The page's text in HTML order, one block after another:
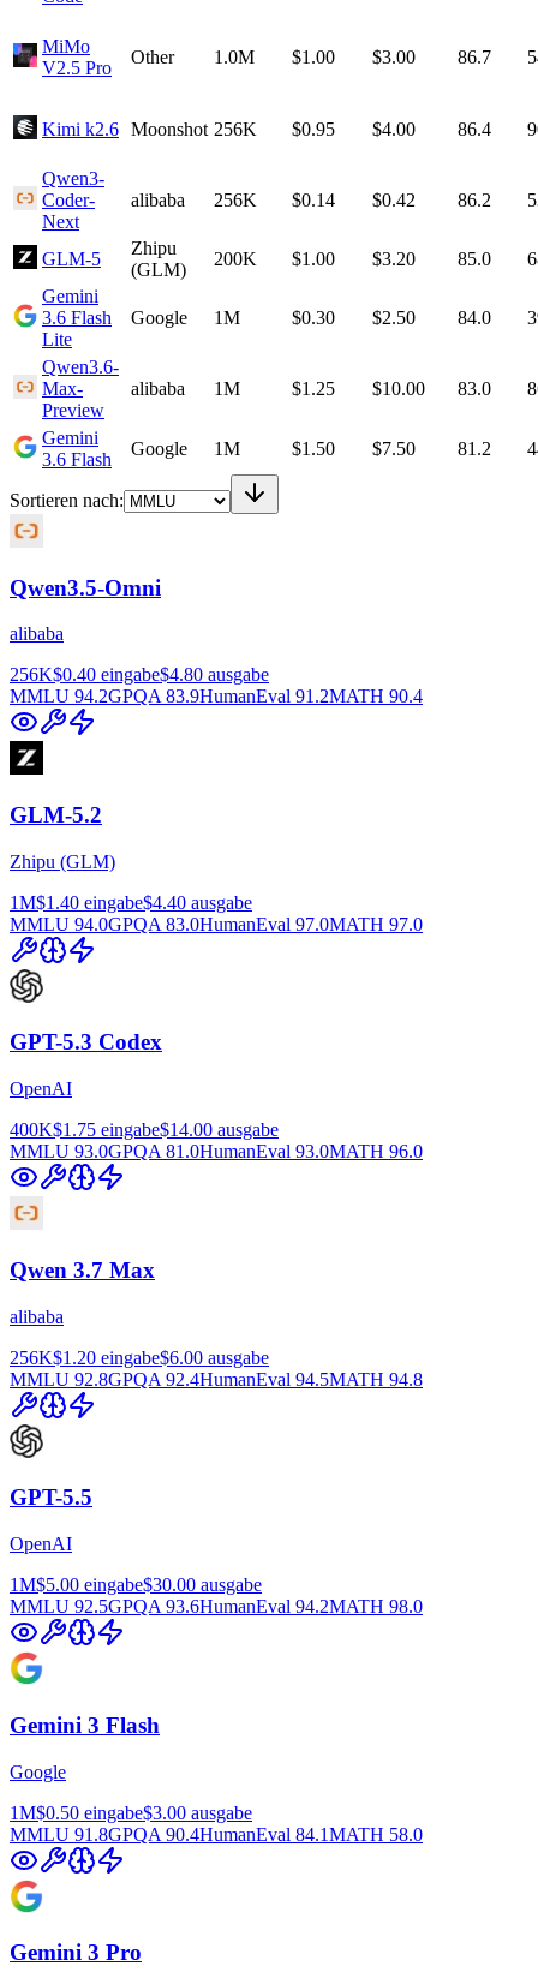
MiMo
V2.5 Pro
Other 1.0M $1.00 $3.00 86.7
Kimi k2.6 Moonshot 256K $0.95 $4.00 86.4
Qwen3-
Coder-
Next
alibaba 256K $0.14 $0.42 86.2
GLM-5
Zhipu
(GLM)
200K $1.00 $3.20 85.0
Gemini
3.6 Flash
Lite
Google 1M $0.30 $2.50 84.0
Qwen3.6-
Max-
Preview
alibaba 1M $1.25 $10.00 83.0
Gemini
3.6 Flash
Google 1M $1.50 $7.50 81.2
Sortieren nach:
Qwen3.5-Omni
alibaba
256K$0.40 eingabe$4.80 ausgabe
MMLU 94.2GPQA 83.9HumanEval 91.2MATH 90.4
GLM-5.2
Zhipu (GLM)
1M$1.40 eingabe$4.40 ausgabe
MMLU 94.0GPQA 83.0HumanEval 97.0MATH 97.0
GPT-5.3 Codex
OpenAI
400K$1.75 eingabe$14.00 ausgabe
MMLU 93.0GPQA 81.0HumanEval 93.0MATH 96.0
Qwen 3.7 Max
alibaba
256K$1.20 eingabe$6.00 ausgabe
MMLU 92.8GPQA 92.4HumanEval 94.5MATH 94.8
GPT-5.5
OpenAI
1M$5.00 eingabe$30.00 ausgabe
MMLU 92.5GPQA 93.6HumanEval 94.2MATH 98.0
Gemini 3 Flash
Google
1M$0.50 eingabe$3.00 ausgabe
MMLU 91.8GPQA 90.4HumanEval 84.1MATH 58.0
Gemini 3 Pro